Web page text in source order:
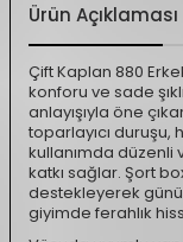
Ürün Açıklaması
Çift Kaplan 880
konforu ve sade
anlayışıyla öne
toparlayıcı
kullanımda
katkı sağlar. Şort
destekleyerek
giyimde ferahlık